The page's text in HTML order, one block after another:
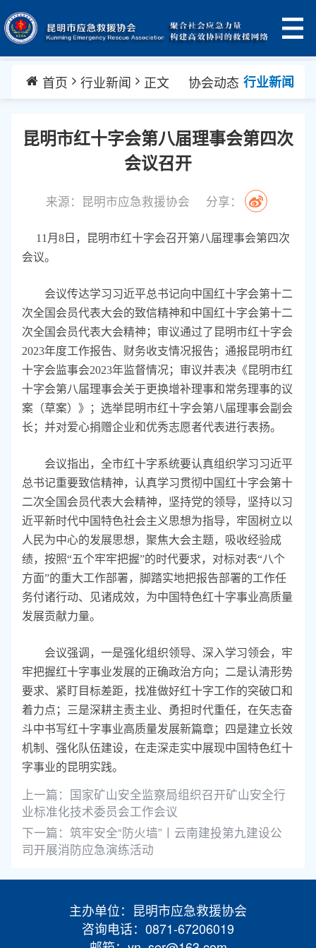
首页 行业新闻 正文 协会动态 行业新闻
昆明市红十字会第八届理事会第四次
会议召开
来源：昆明市应急救援协会 分享：
11月8日，昆明市红十字会召开第八届理事会第四次
会议。
会议传达学习习近平总书记向中国红十字会第十二
次全国会员代表大会的致信精神和中国红十字会第十二
次全国会员代表大会精神；审议通过了昆明市红十字会
2023年度工作报告、财务收支情况报告；通报昆明市红
十字会监事会2023年监督情况；审议并表决《昆明市红
十字会第八届理事会关于更换增补理事和常务理事的议
案（草案）》；选举昆明市红十字会第八届理事会副会
长；并对爱心捐赠企业和优秀志愿者代表进行表扬。
会议指出，全市红十字系统要认真组织学习习近平
总书记重要致信精神，认真学习贯彻中国红十字会第十
二次全国会员代表大会精神，坚持党的领导，坚持以习
近平新时代中国特色社会主义思想为指导，牢固树立以
人民为中心的发展思想，聚焦大会主题，吸收经验成
绩，按照“五个牢牢把握”的时代要求，对标对表“八个
方面”的重大工作部署，脚踏实地把报告部署的工作任
务付诸行动、见诸成效，为中国特色红十字事业高质量
发展贡献力量。
会议强调，一是强化组织领导、深入学习领会，牢
牢把握红十字事业发展的正确政治方向；二是认清形势
要求、紧盯目标差距，找准做好红十字工作的突破口和
着力点；三是深耕主责主业、勇担时代重任，在矢志奋
斗中书写红十字事业高质量发展新篇章；四是建立长效
机制、强化队伍建设，在走深走实中展现中国特色红十
字事业的昆明实践。
上一篇： 国家矿山安全监察局组织召开矿山安全行
业标准化技术委员会工作会议
下一篇：筑牢安全“防火墙”丨云南建投第九建设公
司开展消防应急演练活动
主办单位：昆明市应急救援协会
咨询电话：0871-67206019